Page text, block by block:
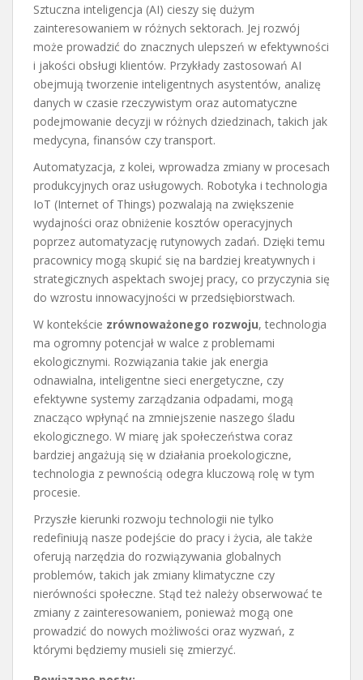
Sztuczna inteligencja (AI) cieszy się dużym
zainteresowaniem w różnych sektorach. Jej rozwój
może prowadzić do znacznych ulepszeń w efektywności
i jakości obsługi klientów. Przykłady zastosowań AI
obejmują tworzenie inteligentnych asystentów, analizę
danych w czasie rzeczywistym oraz automatyczne
podejmowanie decyzji w różnych dziedzinach, takich jak
medycyna, finansów czy transport.
Automatyzacja, z kolei, wprowadza zmiany w procesach
produkcyjnych oraz usługowych. Robotyka i technologia
IoT (Internet of Things) pozwalają na zwiększenie
wydajności oraz obniżenie kosztów operacyjnych
poprzez automatyzację rutynowych zadań. Dzięki temu
pracownicy mogą skupić się na bardziej kreatywnych i
strategicznych aspektach swojej pracy, co przyczynia się
do wzrostu innowacyjności w przedsiębiorstwach.
W kontekście zrównoważonego rozwoju, technologia
ma ogromny potencjał w walce z problemami
ekologicznymi. Rozwiązania takie jak energia
odnawialna, inteligentne sieci energetyczne, czy
efektywne systemy zarządzania odpadami, mogą
znacząco wpłynąć na zmniejszenie naszego śladu
ekologicznego. W miarę jak społeczeństwa coraz
bardziej angażują się w działania proekologiczne,
technologia z pewnością odegra kluczową rolę w tym
procesie.
Przyszłe kierunki rozwoju technologii nie tylko
redefiniują nasze podejście do pracy i życia, ale także
oferują narzędzia do rozwiązywania globalnych
problemów, takich jak zmiany klimatyczne czy
nierówności społeczne. Stąd też należy obserwować te
zmiany z zainteresowaniem, ponieważ mogą one
prowadzić do nowych możliwości oraz wyzwań, z
którymi będziemy musieli się zmierzyć.